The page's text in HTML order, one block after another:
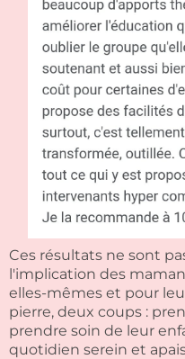
Ces résultats ne sont
l'implication des
elles-mêmes et pour
pierre, deux coups :
prendre soin de leur
quotidien serein et